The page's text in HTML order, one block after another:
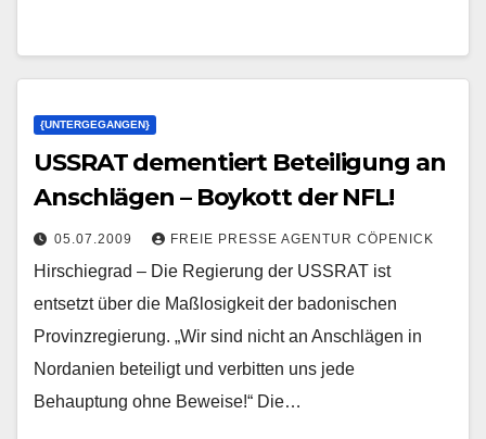
{UNTERGEGANGEN}
USSRAT dementiert Beteiligung an
Anschlägen – Boykott der NFL!
05.07.2009 FREIE PRESSE AGENTUR CÖPENICK
Hirschiegrad – Die Regierung der USSRAT ist
entsetzt über die Maßlosigkeit der badonischen
Provinzregierung. „Wir sind nicht an Anschlägen in
Nordanien beteiligt und verbitten uns jede
Behauptung ohne Beweise!“ Die…